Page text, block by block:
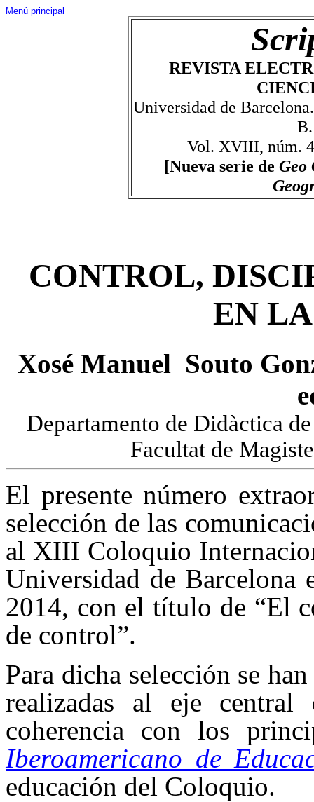
Menú principal
REVISTA
Universidad de
Vol. XVIII, núm.
[Nueva serie deGeo
CONTROL,
EN
Xosé Manuel Souto
Departamento de Didàctica
Facultat de
El presente número
selección de las
al XIII Coloquio
Universidad de Barcelona
2014, con el título de “El
de control”.
Para dicha selección se
realizadas al eje
coherencia con los
Iberoamericano de
educación del Coloquio.